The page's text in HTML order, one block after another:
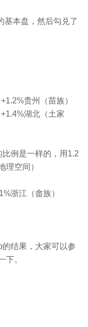
基本盘，然后勾兑了
贵州（苗族）
湖北（土家
例是一样的，用1.2
理空间）
浙江（畲族）
结果，大家可以参
下。